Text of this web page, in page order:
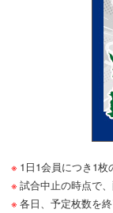
1日1会員につき1
試合中止の時点で
各日、予定枚数を